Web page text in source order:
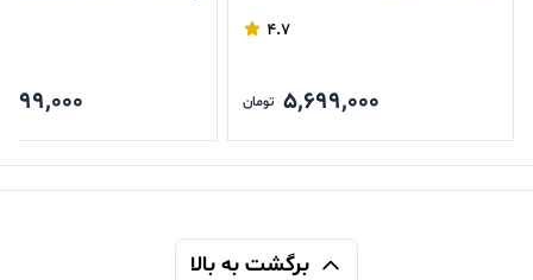
4.7
5,699,000 تومان
برگشت به بالا